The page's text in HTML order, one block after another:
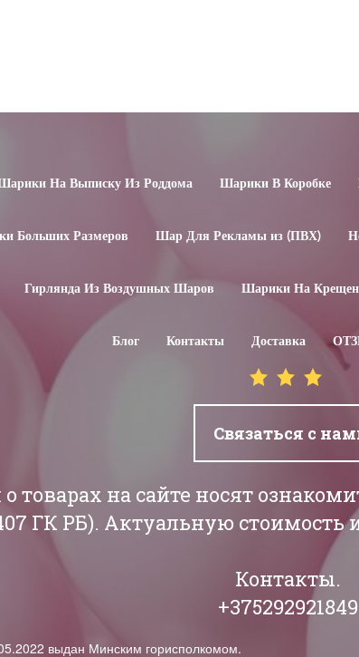
На Выписку Из Роддома Шарики В Коробке
Больших Размеров Шар Для Рекламы из (ПВХ)
Гирлянда Из Воздушных Шаров Шарики На
Блог Контакты Доставка
Связаться с
на сайте носят
ГК РБ). Актуальную
Контакты.
+375292921849
выдан Минским горисполкомом.